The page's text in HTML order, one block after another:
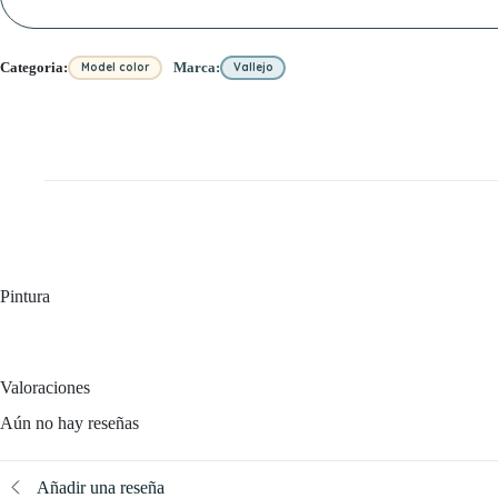
Categoria: Model color Marca: Vallejo
Pintura
Valoraciones
Aún no hay reseñas
Añadir una reseña